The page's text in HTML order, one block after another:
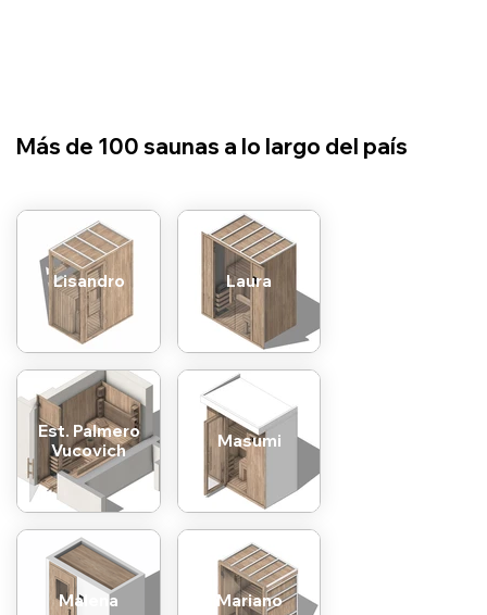
​Más de 100 saunas a lo largo del país
Lisandro Laura
Est. Palmero
Vucovich
Masumi
Malena Mariano